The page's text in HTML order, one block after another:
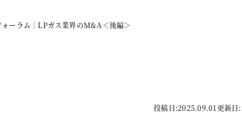
ォーラム｜LPガス業界のM&A＜後編＞
投稿日:2025.09.01 更新日: